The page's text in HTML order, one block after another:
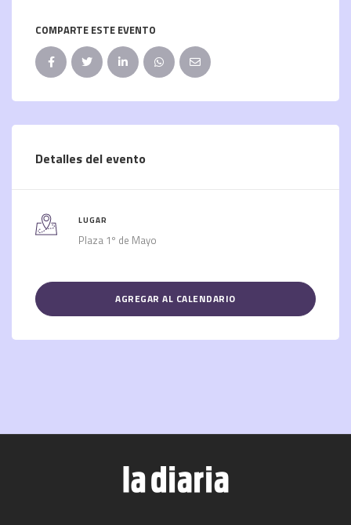
COMPARTE ESTE EVENTO
Detalles del evento
LUGAR
Plaza 1º de Mayo
AGREGAR AL CALENDARIO